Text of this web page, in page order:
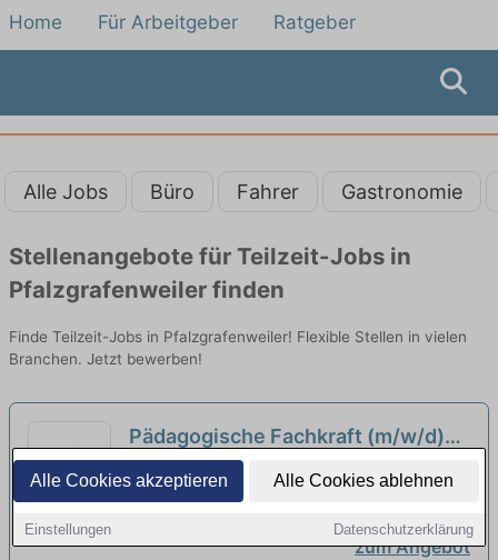
Alle Cookies akzeptieren Alle Cookies ablehnen
Einstellungen Datenschutzerklärung
Home Für Arbeitgeber Ratgeber
Alle Jobs Büro Fahrer Gastronomie
Stellenangebote für Teilzeit-Jobs in
Pfalzgrafenweiler finden
Finde Teilzeit-Jobs in Pfalzgrafenweiler! Flexible Stellen in vielen
Branchen. Jetzt bewerben!
Pädagogische Fachkraft (m/w/d)
Ab sofort in Voll- oder Teilzeit in
Bad-Wildbad
Evang. Kirchengemeinde Obere Enz | Bad
Wildbad - Wildbad
zum Angebot